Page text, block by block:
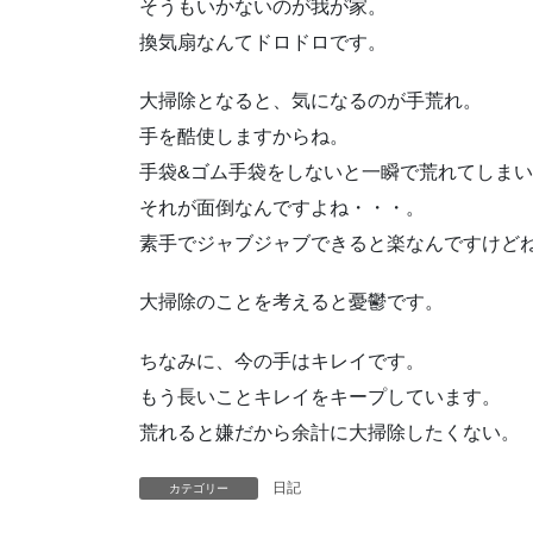
そうもいかないのが我が家。
換気扇なんてドロドロです。
大掃除となると、気になるのが手荒れ。
手を酷使しますからね。
手袋&ゴム手袋をしないと一瞬で荒れてしまい
それが面倒なんですよね・・・。
素手でジャブジャブできると楽なんですけどね
大掃除のことを考えると憂鬱です。
ちなみに、今の手はキレイです。
もう長いことキレイをキープしています。
荒れると嫌だから余計に大掃除したくない。
カテゴリー 日記